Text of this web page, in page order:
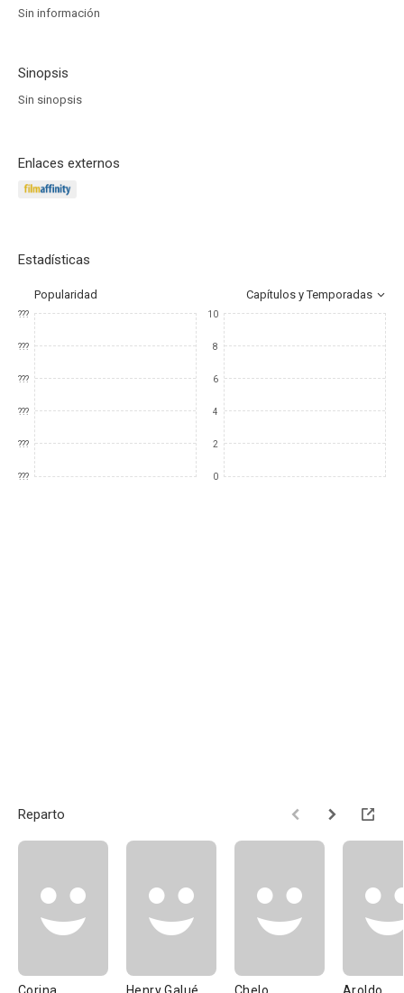
Sin información
Sinopsis
Sin sinopsis
Enlaces externos
Estadísticas
Popularidad Capítulos y Temporadas
???
???
???
???
???
???
10
8
6
4
2
0
Reparto